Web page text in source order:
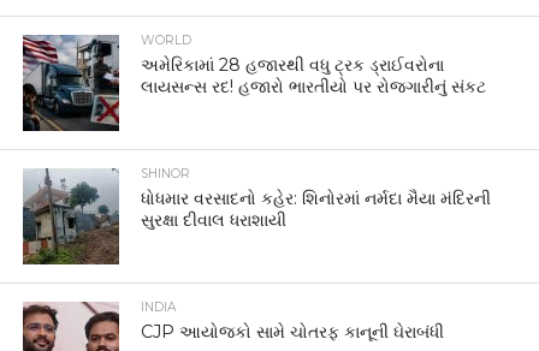
WORLD
અમેરિકામાં 28 હજારથી વધુ ટ્રક ડ્રાઈવરોના
લાયસન્સ રદ! હજારો ભારતીયો પર રોજગારીનું સંકટ
SHINOR
ધોધમાર વરસાદનો કહેર: શિનોરમાં નર્મદા મૈયા મંદિરની
સુરક્ષા દીવાલ ધરાશાયી
INDIA
CJP આયોજકો સામે ચોતરફ કાનૂની ઘેરાબંધી